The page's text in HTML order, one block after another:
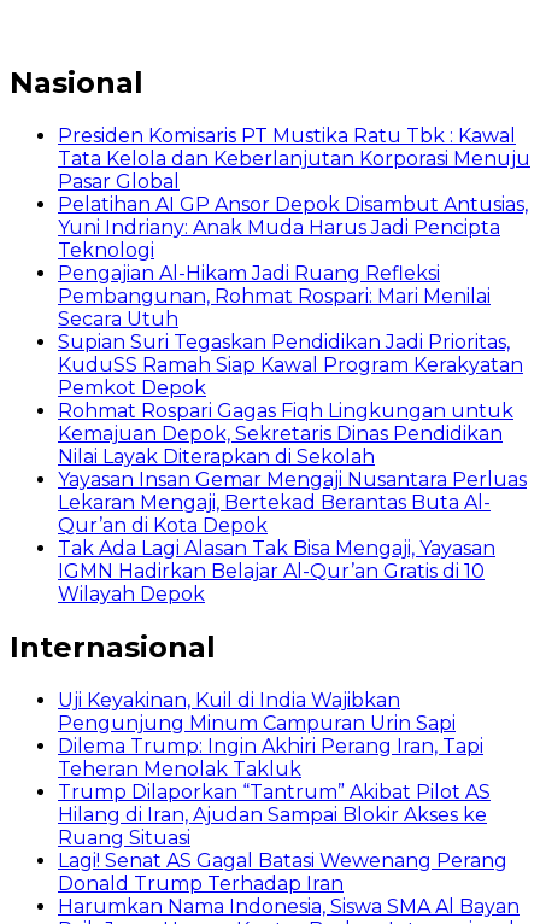
Nasional
Presiden Komisaris PT Mustika Ratu Tbk : Kawal
Tata Kelola dan Keberlanjutan Korporasi Menuju
Pasar Global
Pelatihan AI GP Ansor Depok Disambut Antusias,
Yuni Indriany: Anak Muda Harus Jadi Pencipta
Teknologi
Pengajian Al-Hikam Jadi Ruang Refleksi
Pembangunan, Rohmat Rospari: Mari Menilai
Secara Utuh
Supian Suri Tegaskan Pendidikan Jadi Prioritas,
KuduSS Ramah Siap Kawal Program Kerakyatan
Pemkot Depok
Rohmat Rospari Gagas Fiqh Lingkungan untuk
Kemajuan Depok, Sekretaris Dinas Pendidikan
Nilai Layak Diterapkan di Sekolah
Yayasan Insan Gemar Mengaji Nusantara Perluas
Lekaran Mengaji, Bertekad Berantas Buta Al-
Qur’an di Kota Depok
Tak Ada Lagi Alasan Tak Bisa Mengaji, Yayasan
IGMN Hadirkan Belajar Al-Qur’an Gratis di 10
Wilayah Depok
Internasional
Uji Keyakinan, Kuil di India Wajibkan
Pengunjung Minum Campuran Urin Sapi
Dilema Trump: Ingin Akhiri Perang Iran, Tapi
Teheran Menolak Takluk
Trump Dilaporkan “Tantrum” Akibat Pilot AS
Hilang di Iran, Ajudan Sampai Blokir Akses ke
Ruang Situasi
Lagi! Senat AS Gagal Batasi Wewenang Perang
Donald Trump Terhadap Iran
Harumkan Nama Indonesia, Siswa SMA Al Bayan